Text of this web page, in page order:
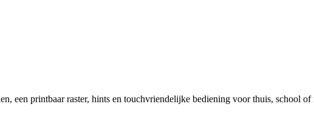
een printbaar raster, hints en touchvriendelijke bediening voor thuis, school of